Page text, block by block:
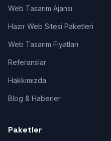
Web Tasarım Ajansı
Hazır Web Sitesi Paketleri
Web Tasarım Fiyatları
Referanslar
Hakkımızda
Blog & Haberler
Paketler